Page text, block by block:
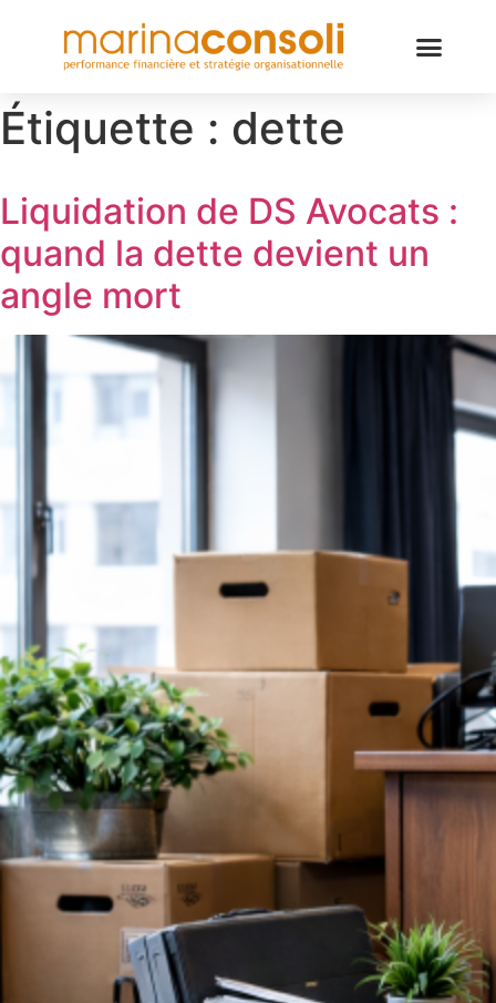
Étiquette : dette
Liquidation de DS Avocats :
quand la dette devient un
angle mort